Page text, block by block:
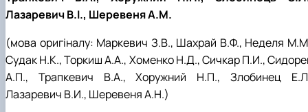
Лазаревич В.І., Шеревеня А.М.
(мова оригіналу: Маркевич З.В., Шахрай В.Ф., Неделя
Судак Н.К., Торкиш А.А., Хоменко Н.Д., Сичкар П.И.,
А.П., Трапкевич В.А., Хоружний Н.П., Злобинец
Лазаревич В.И., Шеревеня А.Н.)